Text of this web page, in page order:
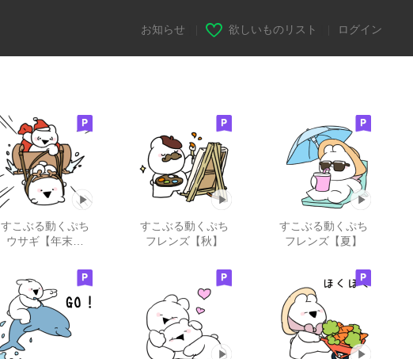
お知らせ 欲しいものリスト ログイン
すこぶる動くぷち
ウサギ【年末年
すこぶる動くぷち
フレンズ【秋】
すこぶる動くぷち
フレンズ【夏】